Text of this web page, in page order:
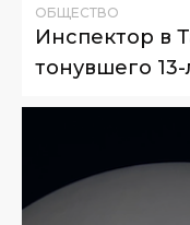
ОБЩЕСТВО
Инспектор в
тонувшего